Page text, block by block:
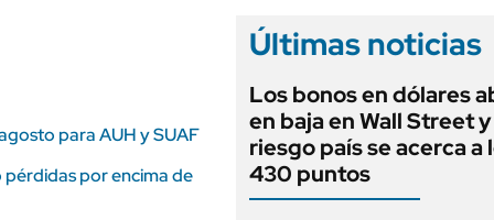
para AUH y SUAF
pérdidas por encima de
Últimas noticias
Los bonos en dólares
en baja en Wall Street
riesgo país se acerca a
430 puntos